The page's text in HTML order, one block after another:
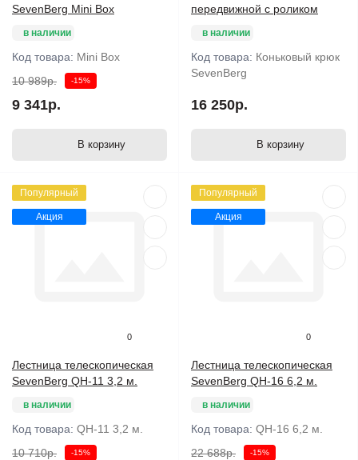
SevenBerg Mini Box
в наличии
Код товара: Mini Box
10 989р.
-15%
9 341р.
В корзину
передвижной с роликом
в наличии
Код товара: Коньковый крюк
SevenBerg
16 250р.
В корзину
Популярный
Акция
0
Лестница телескопическая
SevenBerg QH-11 3,2 м.
в наличии
Код товара: QH-11 3,2 м.
10 710р.
-15%
Популярный
Акция
0
Лестница телескопическая
SevenBerg QH-16 6,2 м.
в наличии
Код товара: QH-16 6,2 м.
22 688р.
-15%